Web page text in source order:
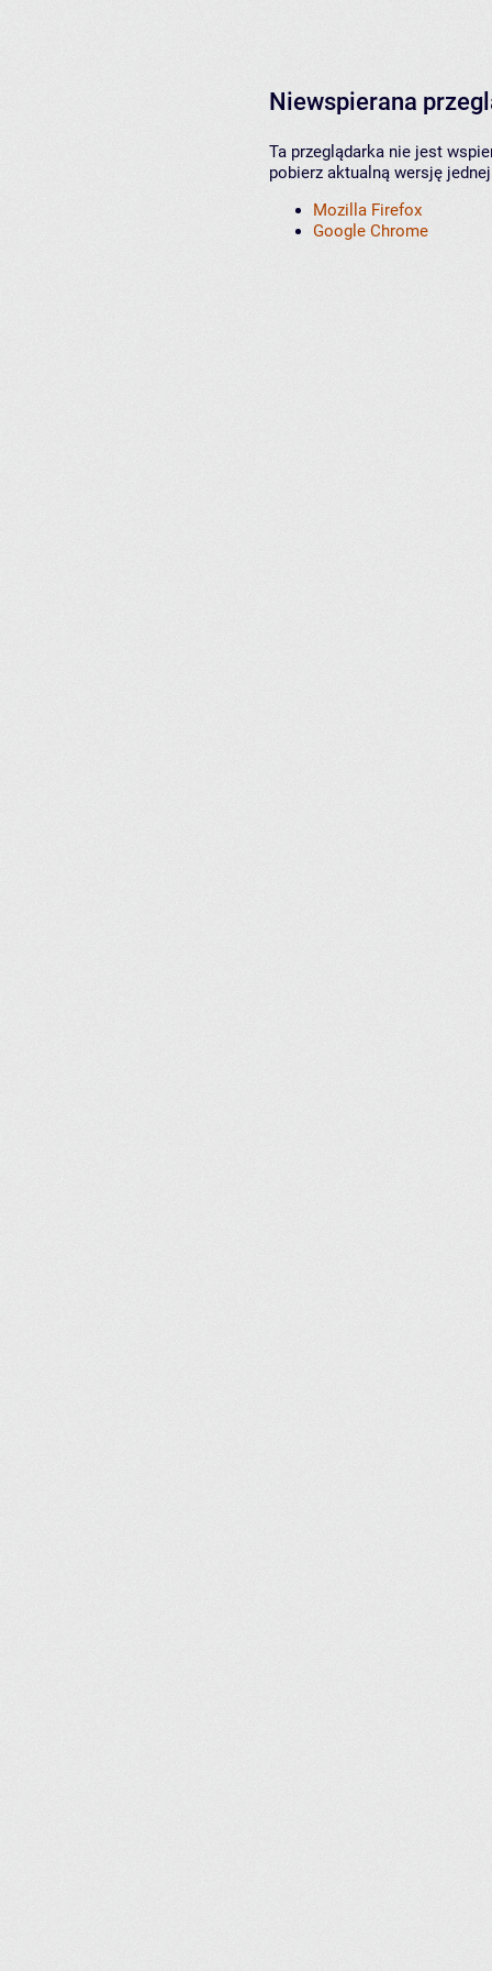
Niewspierana
Ta przeglądarka nie jest
pobierz aktualną wersję
Mozilla Firefox
Google Chrome